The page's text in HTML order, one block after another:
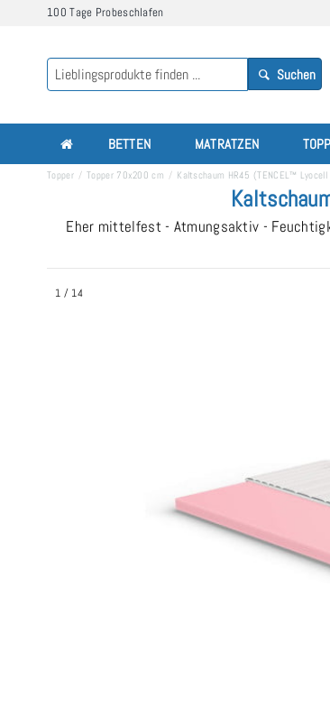
100 Tage Probeschlafen
Suchen
BETTEN MATRATZEN
Topper Topper 70x200 cm Kaltschaum HR45 (TENCEL™
Eher mittelfest - Atmungsaktiv -
1 / 14